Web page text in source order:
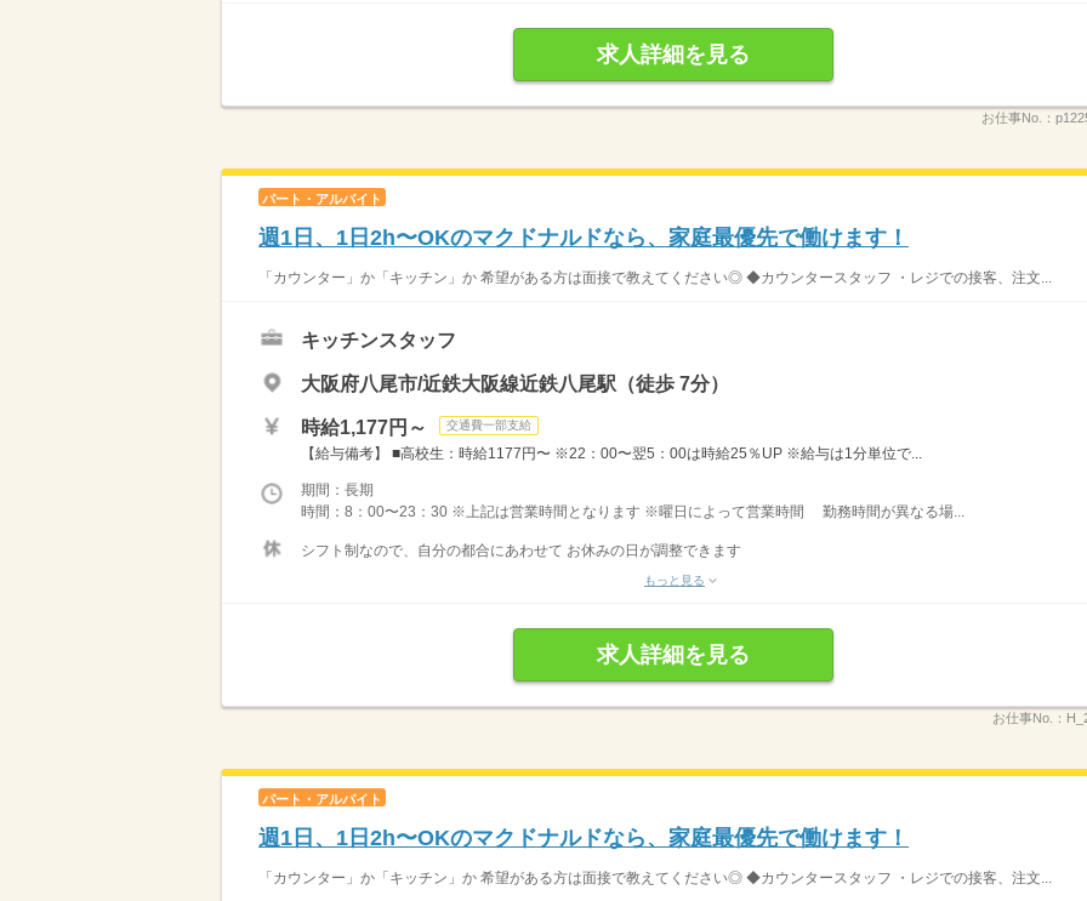
求人詳細を見る
お仕事No.：
パート・アルバイト
週1日、1日2h〜OKのマクドナルドなら、家庭最優先で働けます！
「カウンター」か「キッチン」か 希望がある方は面接で教えてください◎ ◆カウンタースタッフ ・レジでの接客、注文...
キッチンスタッフ
大阪府八尾市/近鉄大阪線近鉄八尾駅（徒歩 7分）
時給1,177円～ 交通費一部支給
【給与備考】 ■高校生：時給1177円〜 ※22：00〜翌5：00は時給25％UP ※給与は1分単位で...
期間：長期
時間：8：00〜23：30 ※上記は営業時間となります ※曜日によって営業時間 勤務時間が異なる場...
シフト制なので、自分の都合にあわせて お休みの日が調整できます
もっと見る
求人詳細を見る
お仕事No.：
パート・アルバイト
週1日、1日2h〜OKのマクドナルドなら、家庭最優先で働けます！
「カウンター」か「キッチン」か 希望がある方は面接で教えてください◎ ◆カウンタースタッフ ・レジでの接客、注文...